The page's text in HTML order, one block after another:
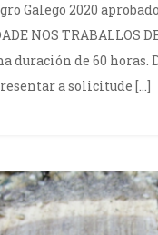
Galego 2020
NOS TRABALLOS
duración de 60
a solicitude […]